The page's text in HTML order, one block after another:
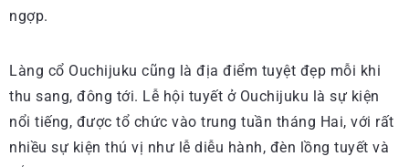
ngợp.
Làng cổ Ouchijuku cũng là địa điểm tuyệt đẹp mỗi khi
thu sang, đông tới. Lễ hội tuyết ở Ouchijuku là sự kiện
nổi tiếng, được tổ chức vào trung tuần tháng Hai, với rất
nhiều sự kiện thú vị như lễ diễu hành, đèn lồng tuyết và